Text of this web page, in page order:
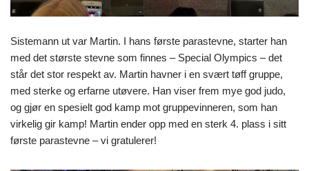
Sistemann ut var Martin. I hans første parastevne, starter han
med det største stevne som finnes – Special Olympics – det
står det stor respekt av. Martin havner i en svært tøff gruppe,
med sterke og erfarne utøvere. Han viser frem mye god judo,
og gjør en spesielt god kamp mot gruppevinneren, som han
virkelig gir kamp! Martin ender opp med en sterk 4. plass i sitt
første parastevne – vi gratulerer!